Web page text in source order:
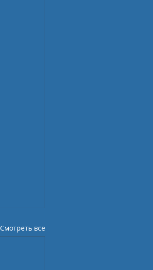
Смотреть все